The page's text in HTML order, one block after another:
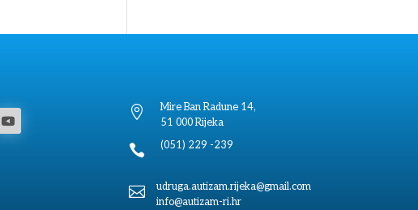

Mire Ban Radune 14,
51 000 Rijeka
 (051) 229 -239

udruga.autizam.rijeka@gmail.com
info@autizam-ri.hr